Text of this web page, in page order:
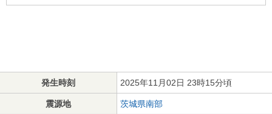
発生時刻 2025年11月02日 23時15分頃
震源地 茨城県南部